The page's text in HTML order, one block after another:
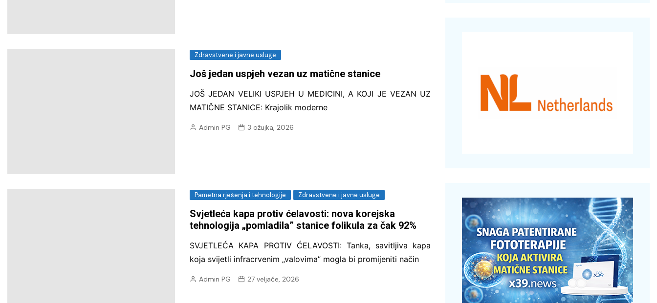
Zdravstvene i javne usluge
Još jedan uspjeh vezan uz matične stanice
JOŠ JEDAN VELIKI USPJEH U MEDICINI, A KOJI JE VEZAN UZ
MATIČNE STANICE: Krajolik moderne
Admin PG 3 ožujka, 2026
Pametna rješenja i tehnologije Zdravstvene i javne usluge
Svjetleća kapa protiv ćelavosti: nova korejska
tehnologija „pomladila” stanice folikula za čak 92%
SVJETLEĆA KAPA PROTIV ĆELAVOSTI: Tanka, savitljiva kapa
koja svijetli infracrvenim „valovima” mogla bi promijeniti način
Admin PG 27 veljače, 2026